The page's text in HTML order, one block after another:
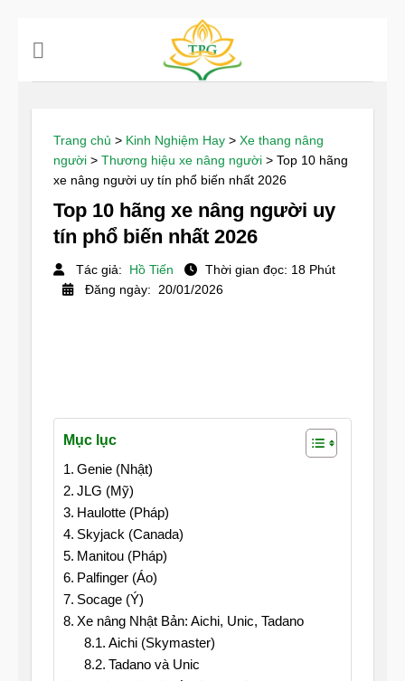
Trang chủ > Kinh Nghiệm Hay > Xe thang nâng
người > Thương hiệu xe nâng người > Top 10 hãng
xe nâng người uy tín phổ biến nhất 2026
Top 10 hãng xe nâng người uy
tín phổ biến nhất 2026
Tác giả: Hồ Tiến
Thời gian đọc: 18 Phút
Đăng ngày: 20/01/2026
Mục lục
Genie (Nhật)
JLG (Mỹ)
Haulotte (Pháp)
Skyjack (Canada)
Manitou (Pháp)
Palfinger (Áo)
Socage (Ý)
Xe nâng Nhật Bản: Aichi, Unic, Tadano
Aichi (Skymaster)
Tadano và Unic